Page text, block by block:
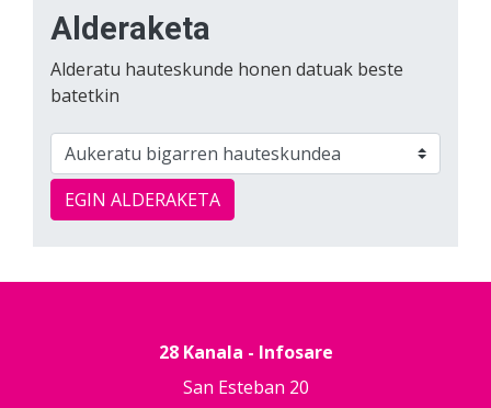
Alderaketa
Alderatu hauteskunde honen datuak beste
batetkin
EGIN ALDERAKETA
28 Kanala - Infosare
San Esteban 20